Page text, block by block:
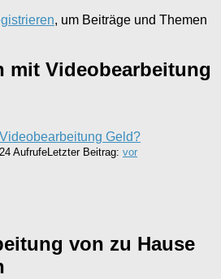
, um Beiträge und Themen
mit Videobearbeitung
Geld?
AufrufeLetzter Beitrag: vor
von zu Hause